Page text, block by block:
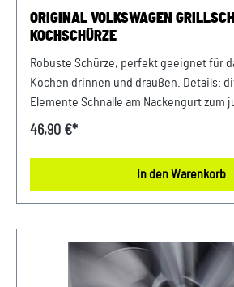
ORIGINAL VOLKSWAGEN
KOCHSCHÜRZE
Robuste Schürze, perfekt geeignet für
Kochen drinnen und draußen. Details: diverse Metall
Elemente Schnalle am Nackengurt zum
aufgesetzte Fronttasche 3-fach
Schonwaschgang, nicht chemisch
Länge: 900 mm Breite: 700 mm Material: 100% Baumwolle
46,90 €*
In den Warenkorb